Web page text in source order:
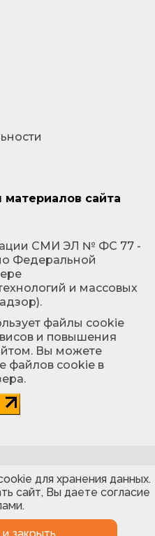
материалов сайта
СМИ ЭЛ № ФС 77 -
Федеральной
и массовых
файлы cookie
и повышения
Вы можете
файлов cookie в
для хранения данных.
сайт, Вы даете согласие
закрыть